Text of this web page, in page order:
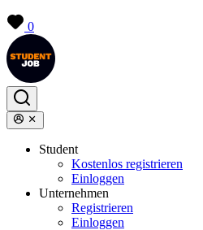
0
Student
Kostenlos registrieren
Einloggen
Unternehmen
Registrieren
Einloggen